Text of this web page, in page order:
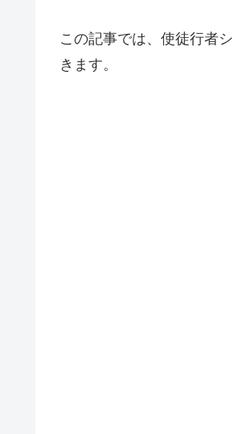
この記事では、使徒行者
きます。